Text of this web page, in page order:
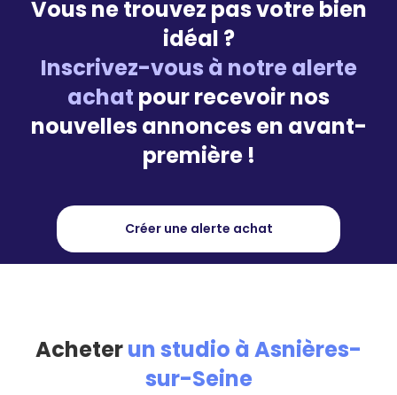
Vous ne trouvez pas votre bien
idéal ?
Inscrivez-vous à notre alerte
achat pour recevoir nos
nouvelles annonces en avant-
première !
Créer une alerte achat
Acheterun studio à Asnières-
sur-Seine